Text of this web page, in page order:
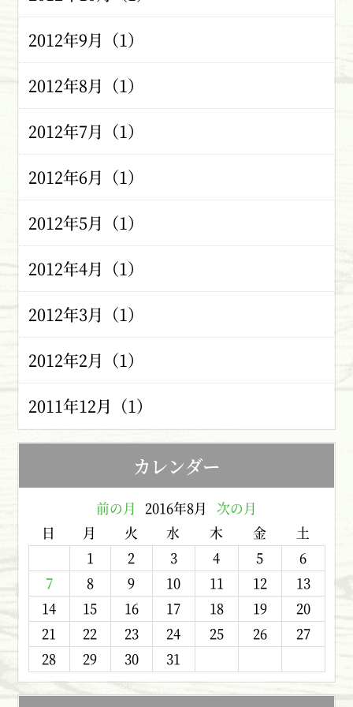
2012年9月（1）
2012年8月（1）
2012年7月（1）
2012年6月（1）
2012年5月（1）
2012年4月（1）
2012年3月（1）
2012年2月（1）
2011年12月（1）
カレンダー
前の月 2016年8月
次の月
日
月 火 水 木 金
土
1
2 3 4 5
6
7
8 9 10 11 12
13
14
15 16 17 18 19
20
21
22 23 24 25 26
27
28
29 30 31